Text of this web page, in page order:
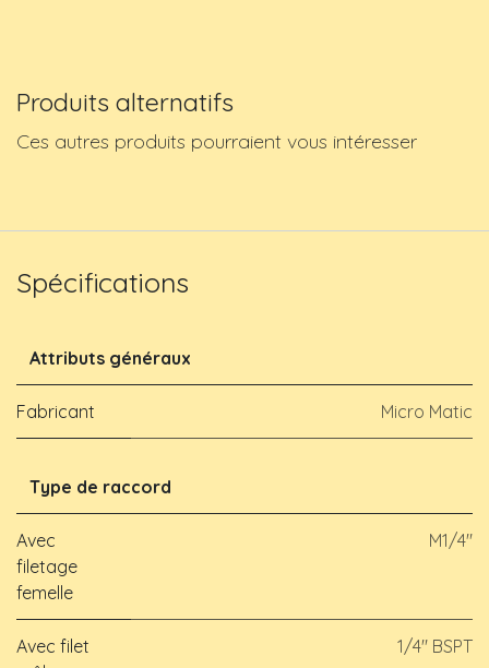
Produits alternatifs
Ces autres produits pourraient vous intéresser
Spécifications
Attributs généraux
Fabricant Micro Matic
Type de raccord
Avec
filetage
femelle
M1/4"
Avec filet
1/4" BSPT